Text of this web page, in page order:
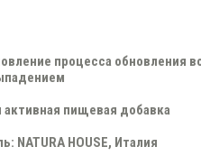
процесса обновления
активная пищевая добавка
NATURA HOUSE, Италия